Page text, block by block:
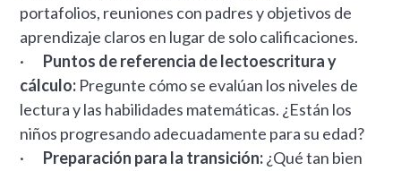
portafolios, reuniones con padres y objetivos de
aprendizaje claros en lugar de solo calificaciones.
· Puntos de referencia de lectoescritura y
cálculo: Pregunte cómo se evalúan los niveles de
lectura y las habilidades matemáticas. ¿Están los
niños progresando adecuadamente para su edad?
· Preparación para la transición:¿Qué tan bien